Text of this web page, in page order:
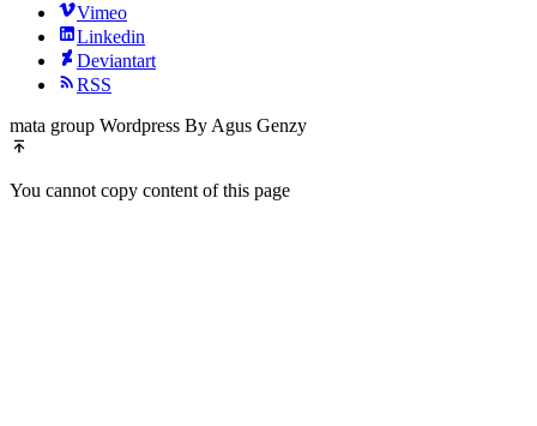
Vimeo
Linkedin
Deviantart
RSS
mata group Wordpress By Agus Genzy
You cannot copy content of this page